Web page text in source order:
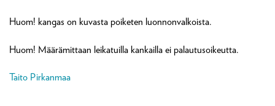
Huom! kangas on kuvasta poiketen luonnonvalkoista.
Huom! Määrämittaan leikatuilla kankailla ei palautusoikeutta.
Taito Pirkanmaa